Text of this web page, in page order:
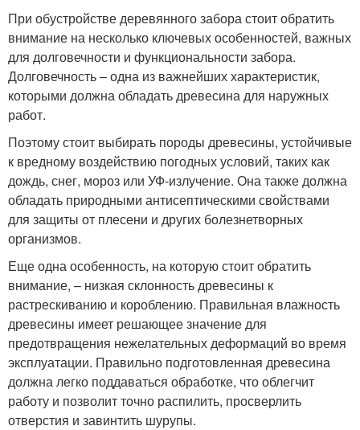
При обустройстве деревянного забора стоит обратить
внимание на несколько ключевых особенностей, важных
для долговечности и функциональности забора.
Долговечность – одна из важнейших характеристик,
которыми должна обладать древесина для наружных
работ.
Поэтому стоит выбирать породы древесины, устойчивые
к вредному воздействию погодных условий, таких как
дождь, снег, мороз или УФ-излучение. Она также должна
обладать природными антисептическими свойствами
для защиты от плесени и других болезнетворных
организмов.
Еще одна особенность, на которую стоит обратить
внимание, – низкая склонность древесины к
растрескиванию и короблению. Правильная влажность
древесины имеет решающее значение для
предотвращения нежелательных деформаций во время
эксплуатации. Правильно подготовленная древесина
должна легко поддаваться обработке, что облегчит
работу и позволит точно распилить, просверлить
отверстия и завинтить шурупы.